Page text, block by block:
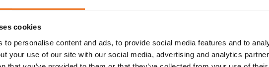
cookies
to personalise content and ads, to provide social media features and to
your use of our site with our social media, advertising and analytics
Art nr.5137 Art nr.5047